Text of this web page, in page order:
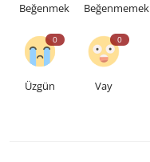
Beğenmek Beğenmemek
0
Üzgün
0
Vay